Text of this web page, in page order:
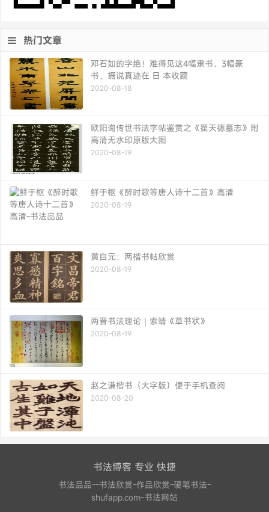
热门文章
邓石如的字绝！难得见这4幅隶书、3幅篆
书，据说真迹在 日 本收藏
2020-08-18
欧阳询传世书法字帖鉴赏之《翟天德墓志》附
高清无水印原版大图
2020-08-19
鲜于枢《醉时歌等唐人诗十二首》高清
2020-08-19
黄自元：两楷书帖欣赏
2020-08-19
两晋书法理论｜索靖《草书状》
2020-08-19
赵之谦楷书（大字版）便于手机查阅
2020-08-20
书法博客 专业 快捷
书法品品--书法欣赏-作品欣赏-硬笔书法-
shufapp.com-书法网站